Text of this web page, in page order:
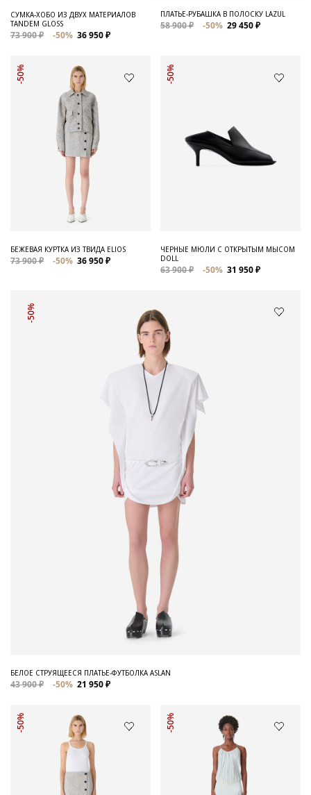
СУМКА-ХОБО ИЗ ДВУХ МАТЕРИАЛОВ
TANDEM GLOSS
73 900 ₽ -50% 36 950 ₽
ПЛАТЬЕ-РУБАШКА В ПОЛОСКУ LAZUL
58 900 ₽ -50% 29 450 ₽
-50%
БЕЖЕВАЯ КУРТКА ИЗ ТВИДА ELIOS
73 900 ₽ -50% 36 950 ₽
-50%
ЧЕРНЫЕ МЮЛИ С ОТКРЫТЫМ МЫСОМ
DOLL
63 900 ₽ -50% 31 950 ₽
-50%
БЕЛОЕ СТРУЯЩЕЕСЯ ПЛАТЬЕ-ФУТБОЛКА ASLAN
43 900 ₽ -50% 21 950 ₽
-50% -50%